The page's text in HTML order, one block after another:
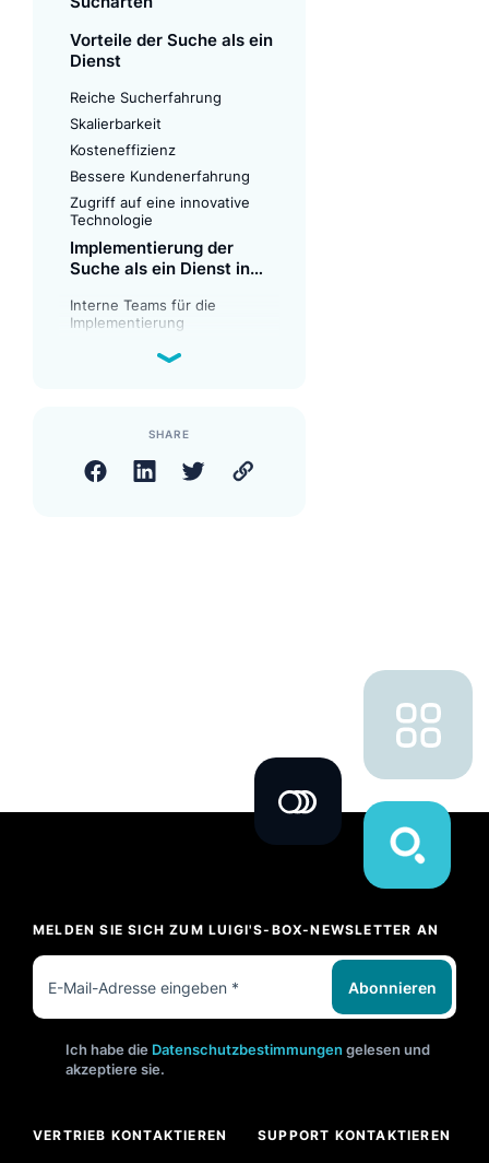
Vorteile der Suche als ein
Dienst
Reiche Sucherfahrung
Skalierbarkeit
Kosteneffizienz
Bessere Kundenerfahrung
Zugriff auf eine innovative
Technologie
Implementierung der
Suche als ein Dienst in
Interne Teams für die
Implementierung
Häufig gestellte Fragen
SHARE
MELDEN SIE SICH ZUM LUIGI'S-BOX-NEWSLETTER AN
Abonnieren
Ich habe die Datenschutzbestimmungen gelesen und
akzeptiere sie.
VERTRIEB KONTAKTIEREN SUPPORT KONTAKTIEREN